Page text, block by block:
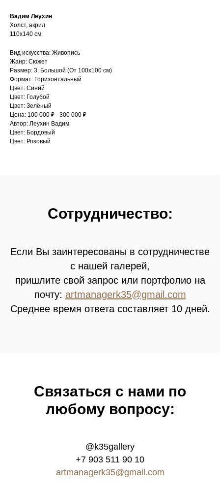
Вадим Леухин
Холст, акрил
110х140 см
Вид искусства: Живопись
Жанр: Сюжет
Размер: 3. Большой (От 100х100 см)
Формат: Горизонтальный
Цвет: Синий
Цвет: Голубой
Цвет: Зелёный
Цена: 100 000 ₽ - 300 000 ₽
Автор: Леухин Вадим
Цвет: Бордовый
Цвет: Розовый
Сотрудничество:
Если Вы заинтересованы в сотрудничестве
с нашей галерей,
пришлите свой запрос или портфолио на
почту: artmanagerk35@gmail.com
Среднее время ответа составляет 10 дней.
Связатьcя с нами по
любому вопросу:
@k35gallery
+7 903 511 90 10
artmanagerk35@gmail.com